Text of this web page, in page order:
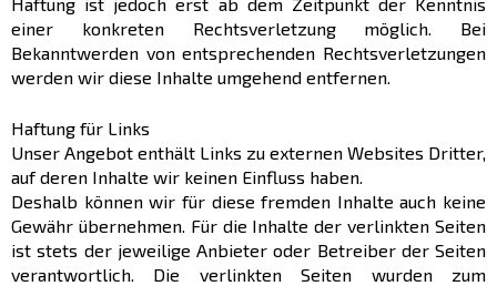
einer konkreten Rechtsverletzung möglich. Bei
Bekanntwerden von entsprechenden Rechtsverletzungen
werden wir diese Inhalte umgehend entfernen.
Haftung für Links
Unser Angebot enthält Links zu externen Websites Dritter,
auf deren Inhalte wir keinen Einfluss haben.
Deshalb können wir für diese fremden Inhalte auch keine
Gewähr übernehmen. Für die Inhalte der verlinkten Seiten
ist stets der jeweilige Anbieter oder Betreiber der Seiten
verantwortlich. Die verlinkten Seiten wurden zum